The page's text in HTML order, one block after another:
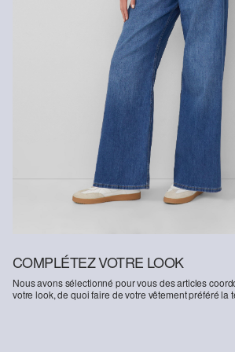
COMPLÉTEZ VOTRE LOOK
Nous avons sélectionné pour vous des articles
votre look, de quoi faire de votre vêtement préféré la